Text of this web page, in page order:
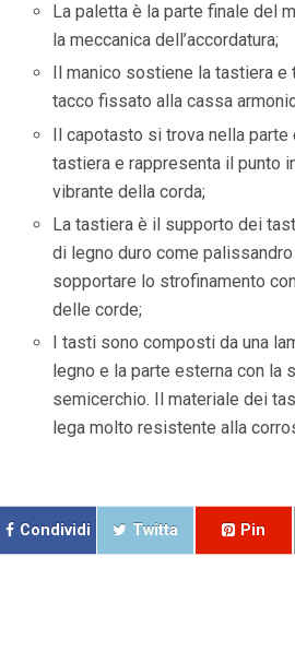
La paletta è la parte finale del
la meccanica dell’accordatura;
Il manico sostiene la tastiera e
tacco fissato alla cassa
Il capotasto si trova nella parte
tastiera e rappresenta il punto
vibrante della corda;
La tastiera è il supporto dei
di legno duro come
sopportare lo strofinamento
delle corde;
I tasti sono composti da una
legno e la parte esterna con la
semicerchio. Il materiale dei
lega molto resistente alla
Condividi Twitta Pin